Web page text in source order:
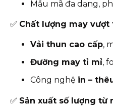
Mẫu mã đa dạng,
✅ Chất lượng may vượt
Vải thun cao cấp,
Đường may tỉ mỉ,
Công nghệ in –
✅ Sản xuất số lượng từ